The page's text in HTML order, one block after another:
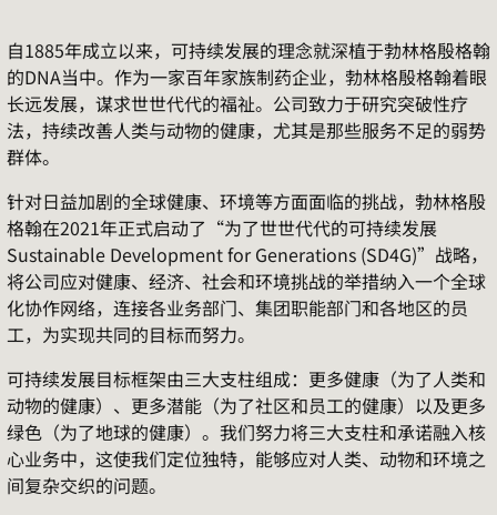
自1885年成立以来，可持续发展的理念就深植于勃林格殷格翰
的DNA当中。作为一家百年家族制药企业，勃林格殷格翰着眼
长远发展，谋求世世代代的福祉。公司致力于研究突破性疗
法，持续改善人类与动物的健康，尤其是那些服务不足的弱势
群体。
针对日益加剧的全球健康、环境等方面面临的挑战，勃林格殷
格翰在2021年正式启动了 “为了世世代代的可持续发展
Sustainable Development for Generations (SD4G)” 战略，
将公司应对健康、经济、社会和环境挑战的举措纳入一个全球
化协作网络，连接各业务部门、集团职能部门和各地区的员
工，为实现共同的目标而努力。
可持续发展目标框架由三大支柱组成：更多健康（为了人类和
动物的健康）、更多潜能（为了社区和员工的健康）以及更多
绿色（为了地球的健康）。我们努力将三大支柱和承诺融入核
心业务中，这使我们定位独特，能够应对人类、动物和环境之
间复杂交织的问题。